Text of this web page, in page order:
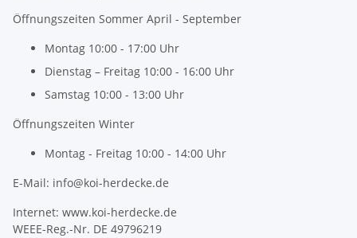
Öffnungszeiten Sommer April - September
Montag 10:00 - 17:00 Uhr
Dienstag – Freitag 10:00 - 16:00 Uhr
Samstag 10:00 - 13:00 Uhr
Öffnungszeiten Winter
Montag - Freitag 10:00 - 14:00 Uhr
E-Mail: info@koi-herdecke.de
Internet: www.koi-herdecke.de
WEEE-Reg.-Nr. DE 49796219